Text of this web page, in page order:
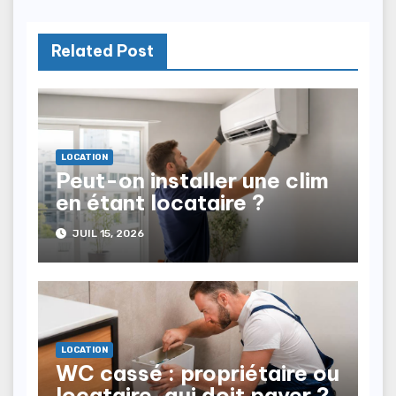
Related Post
LOCATION
Peut-on installer une clim
en étant locataire ?
JUIL 15, 2026
LOCATION
WC cassé : propriétaire ou